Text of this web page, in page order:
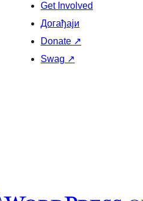
Get Involved
Догађаји
Donate ↗
Swag ↗